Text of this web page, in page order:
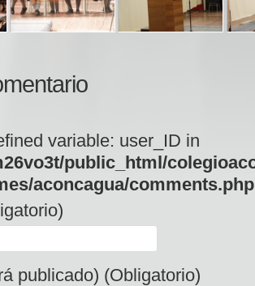
variable: user_ID in
public_html/
aconcagua/comments.php
publicado) (Obligatorio)